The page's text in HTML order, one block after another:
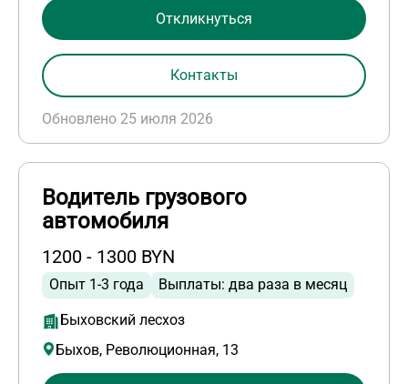
Обновлено 25 июля 2026
Откликнуться
Контакты
Водитель грузового
автомобиля
1200 - 1300 BYN
Опыт 1-3 года Выплаты: два раза в месяц
Быховский лесхоз
Быхов, Революционная, 13